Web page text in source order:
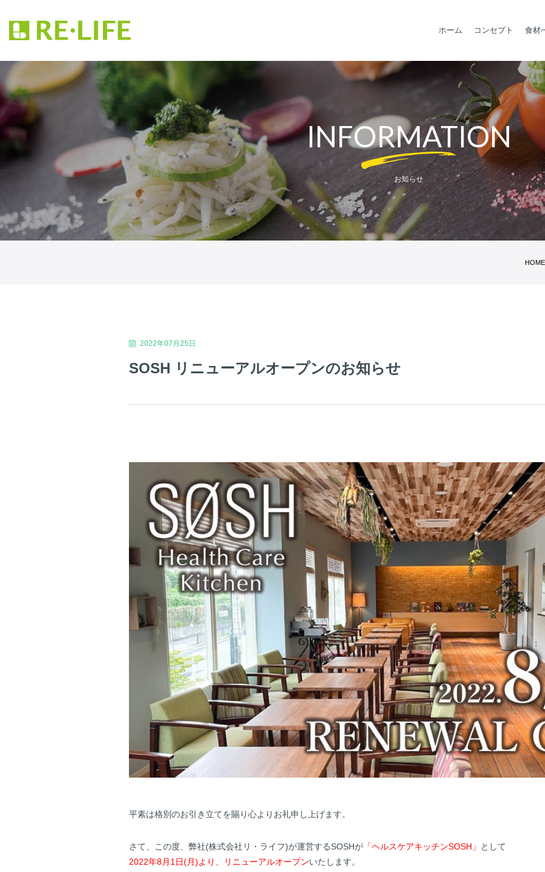
ホーム コンセプト 食材
INFORMATION
お知らせ
HOME
2022年07月25日
SOSH リニューアルオープンのお知らせ
平素は格別のお引き立てを賜り心よりお礼申し上げます。
さて、この度、弊社(株式会社リ・ライフ)が運営するSOSHが 「ヘルスケアキッチンSOSH」
として
2022年8月1日(月)より、リニューアルオープンいたします。